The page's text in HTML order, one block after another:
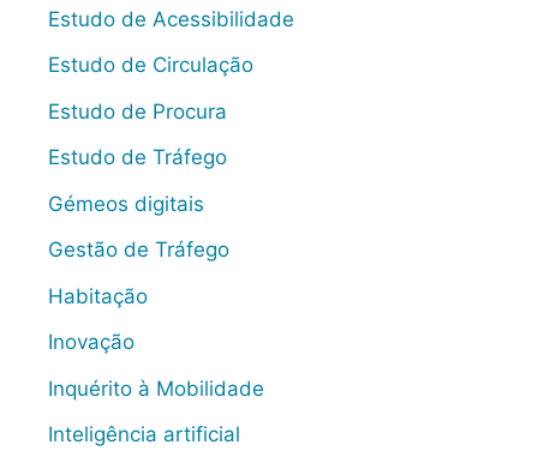
Estudo de Acessibilidade
Estudo de Circulação
Estudo de Procura
Estudo de Tráfego
Gémeos digitais
Gestão de Tráfego
Habitação
Inovação
Inquérito à Mobilidade
Inteligência artificial